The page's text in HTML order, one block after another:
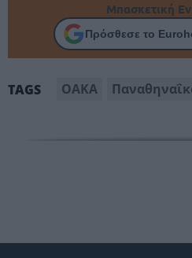
Μπασκετική
Πρόσθεσε το
TAGS ΟΑΚΑ